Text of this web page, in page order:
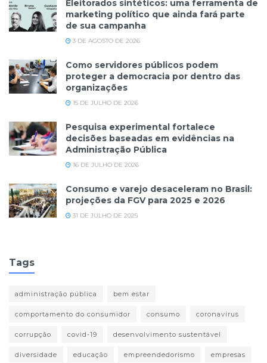
Eleitorados sintéticos: uma ferramenta de
marketing político que ainda fará parte
de sua campanha
3 DE AGOSTO DE 2026
Como servidores públicos podem
proteger a democracia por dentro das
organizações
15 DE JULHO DE 2026
Pesquisa experimental fortalece
decisões baseadas em evidências na
Administração Pública
16 DE JULHO DE 2026
Consumo e varejo desaceleram no Brasil:
projeções da FGV para 2025 e 2026
31 DE JULHO DE 2025
Tags
administração pública bem estar
comportamento do consumidor consumo coronavírus
corrupção covid-19 desenvolvimento sustentável
diversidade educação empreendedorismo empresas